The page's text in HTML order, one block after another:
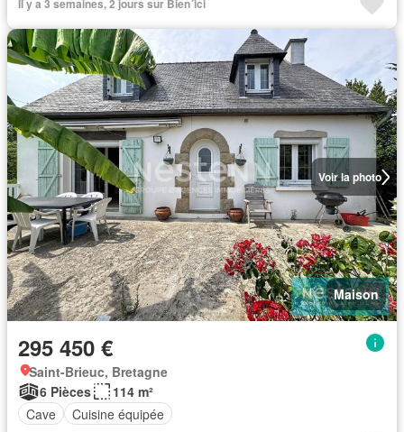
Il y a 3 semaines, 2 jours sur Bien´ici
Voir la photo
Maison
295 450 €
Saint-Brieuc, Bretagne
6 Pièces
114 m²
Cave
Cuisine équipée